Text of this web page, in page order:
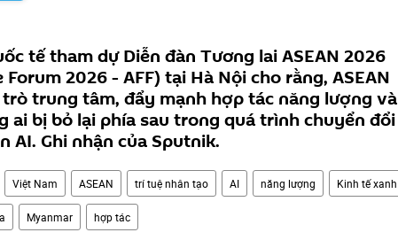
tế tham dự Diễn đàn Tương lai ASEAN 2026
Forum 2026 - AFF) tại Hà Nội cho rằng, ASEAN
trung tâm, đẩy mạnh hợp tác năng lượng và
ai bị bỏ lại phía sau trong quá trình chuyển đổi
AI. Ghi nhận của Sputnik.
Việt Nam ASEAN trí tuệ nhân tạo AI năng lượng Kinh tế xanh
Myanmar hợp tác